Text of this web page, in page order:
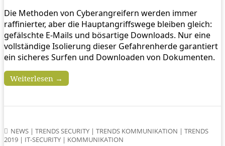
Die Methoden von Cyberangreifern werden immer
raffinierter, aber die Hauptangriffswege bleiben gleich:
gefälschte E-Mails und bösartige Downloads. Nur eine
vollständige Isolierung dieser Gefahrenherde garantiert
ein sicheres Surfen und Downloaden von Dokumenten.
Weiterlesen →
NEWS | TRENDS SECURITY | TRENDS KOMMUNIKATION | TRENDS
2019 | IT-SECURITY | KOMMUNIKATION